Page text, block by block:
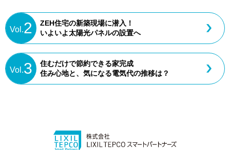
Vol.2
ZEH住宅の新築現場に潜⼊！
いよいよ太陽光パネルの設置へ
Vol.3
住むだけで節約できる家完成
住み⼼地と、気になる電気代の推移は？